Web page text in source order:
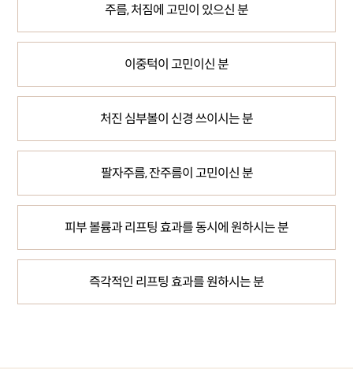
주름, 처짐에 고민이 있으신 분
이중턱이 고민이신 분
처진 심부볼이 신경 쓰이시는 분
팔자주름, 잔주름이 고민이신 분
피부 볼륨과 리프팅 효과를 동시에 원하시는 분
즉각적인 리프팅 효과를 원하시는 분